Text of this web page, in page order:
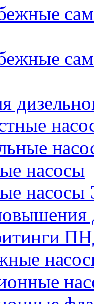
насосы